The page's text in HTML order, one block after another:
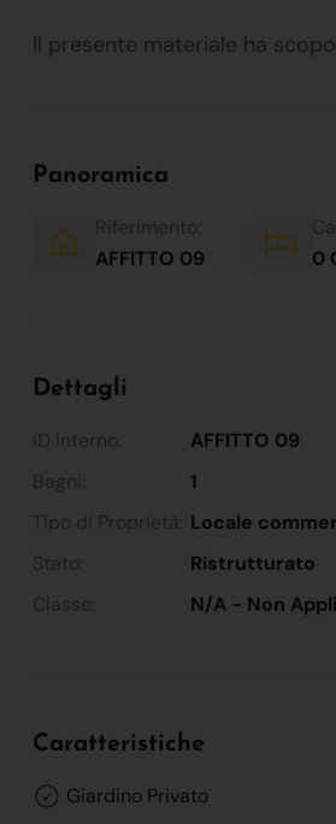
Il presente materiale ha
Panoramica
Riferimento:
AFFITTO 09
0
Dettagli
ID Interno: AFFITTO 09
Bagni: 1
Tipo di Proprietà: Locale
Stato:
Ristrutturato
Classe:
N/A - Non
Caratteristiche
Giardino Privato